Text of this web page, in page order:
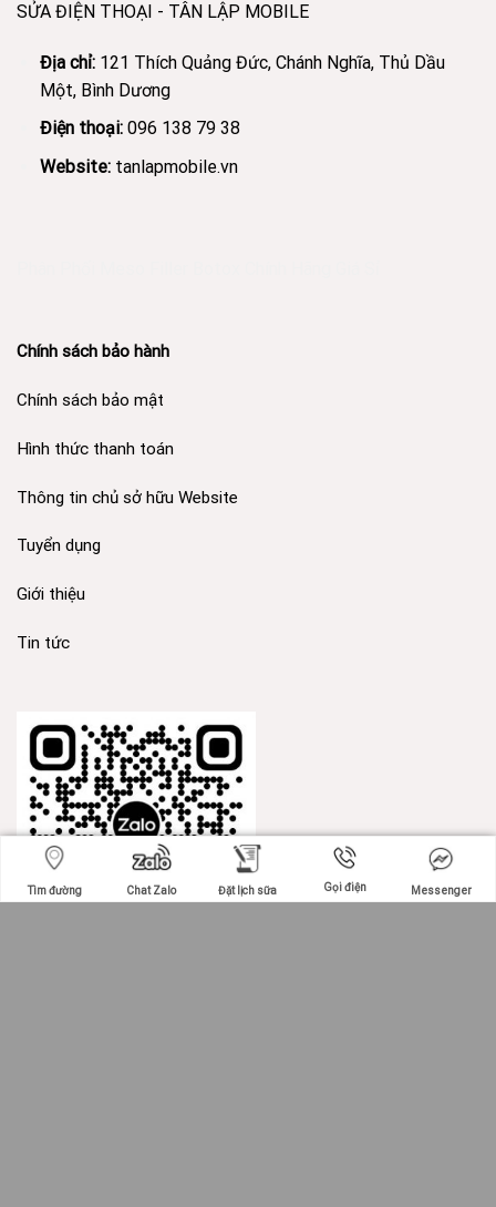
SỬA ĐIỆN THOẠI - TÂN LẬP MOBILE
Địa chỉ: 121 Thích Quảng Đức, Chánh Nghĩa, Thủ Dầu
Một, Bình Dương
Điện thoại: 096 138 79 38
Website: tanlapmobile.vn
Chính sách bảo hành
Chính sách bảo mật
Hình thức thanh toán
Thông tin chủ sở hữu Website
Tuyển dụng
Giới thiệu
Tin tức
Tìm đường Chat Zalo Đặt lịch sữa Gọi điện Messenger